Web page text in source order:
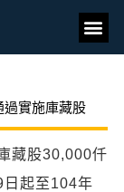
過實施庫藏股
藏股30,000仟
日起至104年